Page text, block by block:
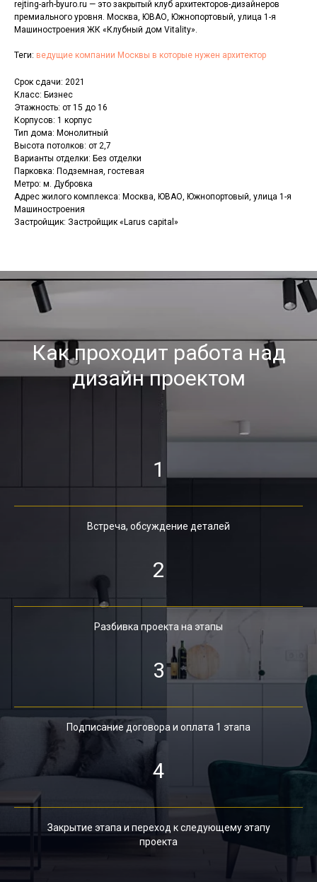
rejting-arh-byuro.ru — это закрытый клуб архитекторов-дизайнеров
премиального уровня. Москва, ЮВАО, Южнопортовый, улица 1-я
Машиностроения ЖК «Клубный дом Vitality».
Теги: ведущие компании Москвы в которые нужен архитектор
Срок сдачи: 2021
Класс: Бизнес
Этажность: от 15 до 16
Корпусов: 1 корпус
Тип дома: Монолитный
Высота потолков: от 2,7
Варианты отделки: Без отделки
Парковка: Подземная, гостевая
Метро: м. Дубровка
Адрес жилого комплекса: Москва, ЮВАО, Южнопортовый, улица 1-я
Машиностроения
Застройщик: Застройщик «Larus capital»
Как проходит работа над
дизайн проектом
1
Встреча, обсуждение деталей
2
Разбивка проекта на этапы
3
Подписание договора и оплата 1 этапа
4
Закрытие этапа и переход к следующему этапу
проекта